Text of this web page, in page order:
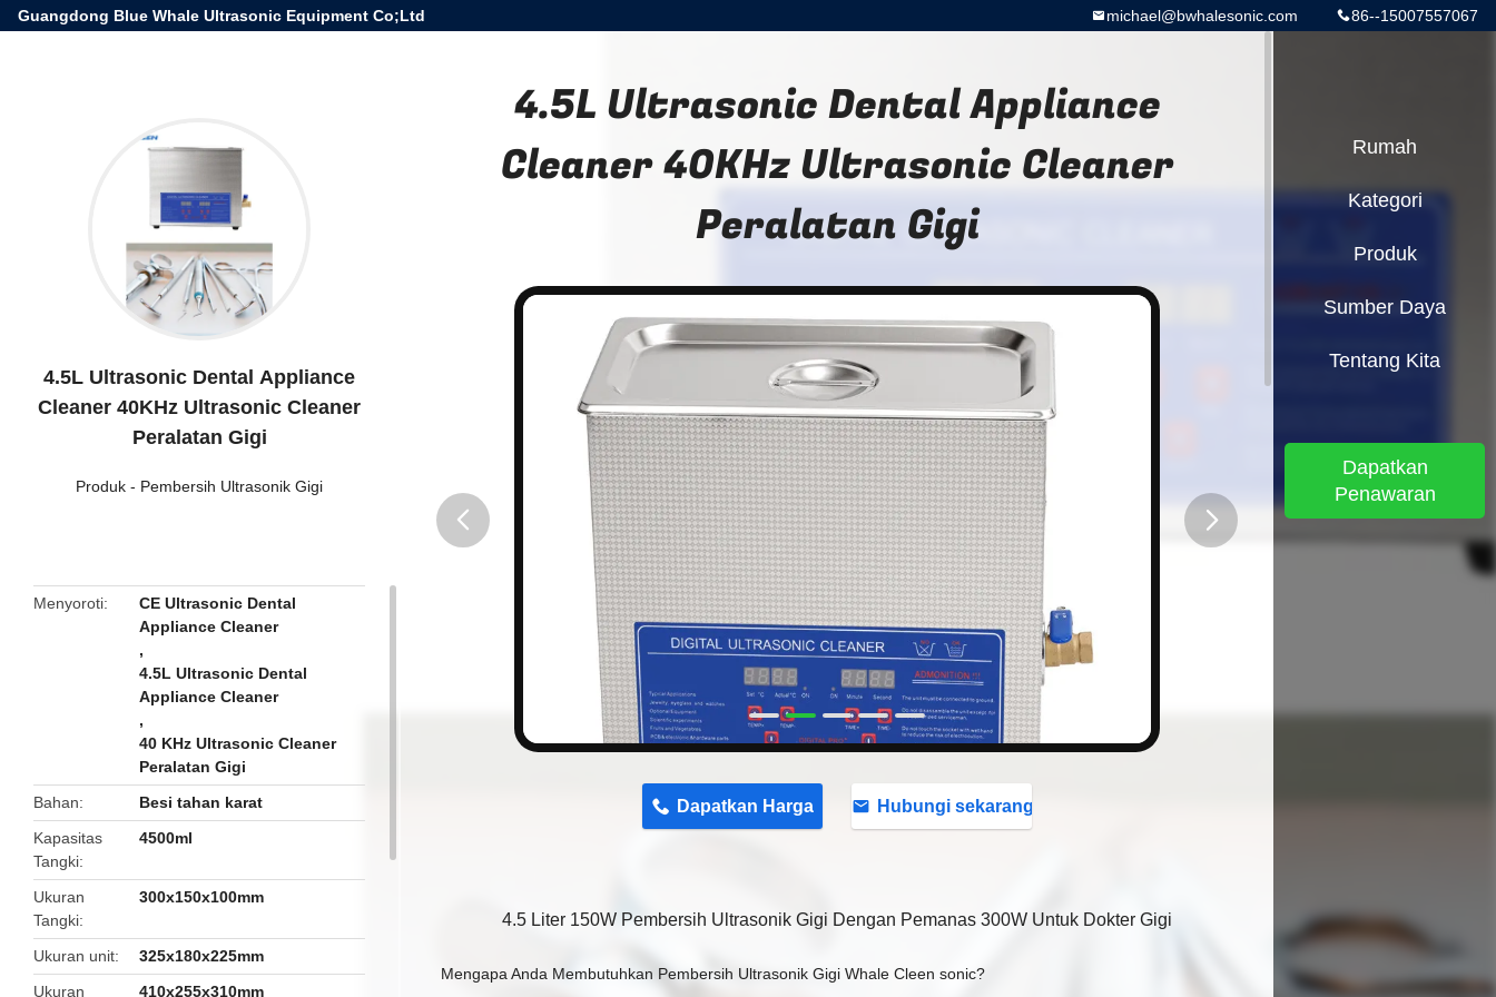
Guangdong Blue Whale Ultrasonic Equipment Co;Ltd 86--15007557067
michael@bwhalesonic.com
4.5L Ultrasonic Dental Appliance
Cleaner 40KHz Ultrasonic Cleaner
Peralatan Gigi
Produk - Pembersih Ultrasonik Gigi
Menyoroti
CE Ultrasonic Dental
Appliance Cleaner
,
4.5L Ultrasonic Dental
Appliance Cleaner
,
40 KHz Ultrasonic Cleaner
Peralatan Gigi
Bahan
Besi tahan karat
Kapasitas
Tangki
4500ml
Ukuran
Tangki
300x150x100mm
Ukuran unit
325x180x225mm
Ukuran
410x255x310mm
4.5L Ultrasonic Dental Appliance
Cleaner 40KHz Ultrasonic Cleaner
Peralatan Gigi
Dapatkan Harga Hubungi sekarang
4.5 Liter 150W Pembersih Ultrasonik Gigi Dengan Pemanas 300W Untuk Dokter Gigi
Mengapa Anda Membutuhkan Pembersih Ultrasonik Gigi Whale Cleen sonic?
Rumah
Kategori
Produk
Sumber Daya
Tentang Kita
Dapatkan
Penawaran